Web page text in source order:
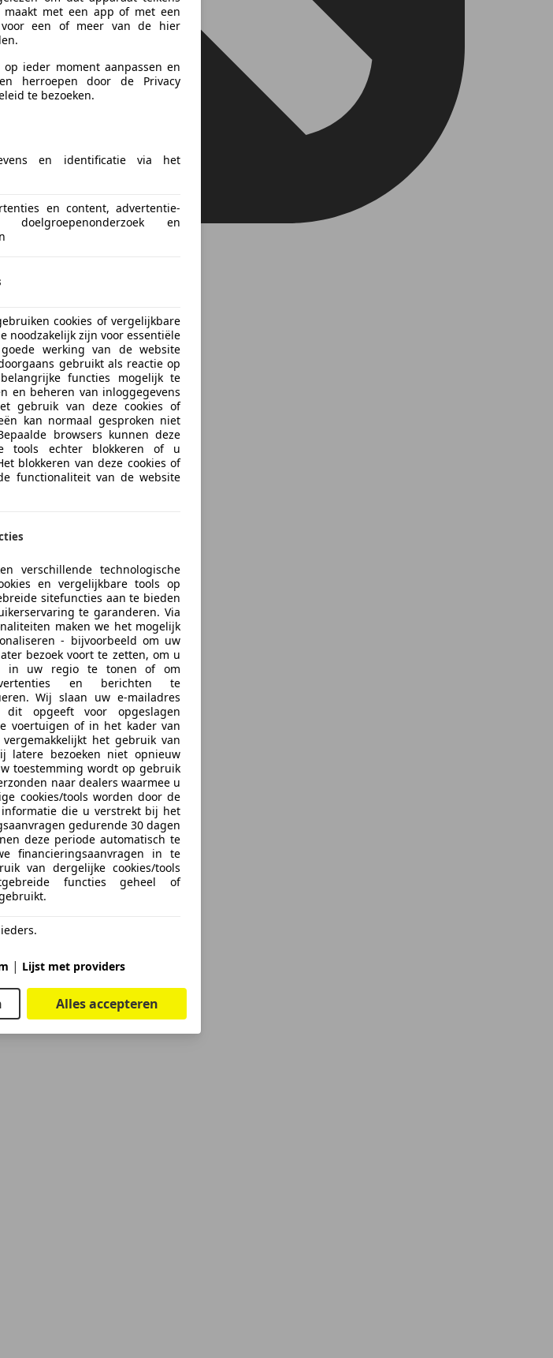
met een app of met een
een of meer van de hier
ieder moment aanpassen en
herroepen door de Privacy
te bezoeken.
en identificatie via het
en content, advertentie-
doelgroepenonderzoek en
cookies of vergelijkbare
noodzakelijk zijn voor essentiële
werking van de website
gebruikt als reactie op
functies mogelijk te
en beheren van inloggegevens
gebruik van deze cookies of
kan normaal gesproken niet
browsers kunnen deze
tools echter blokkeren of u
blokkeren van deze cookies of
functionaliteit van de website
verschillende technologische
en vergelijkbare tools op
sitefuncties aan te bieden
te garanderen. Via
maken we het mogelijk
- bijvoorbeeld om uw
bezoek voort te zetten, om u
in uw regio te tonen of om
en berichten te
Wij slaan uw e-mailadres
opgeeft voor opgeslagen
voertuigen of in het kader van
het gebruik van
latere bezoeken niet opnieuw
toestemming wordt op gebruik
naar dealers waarmee u
cookies/tools worden door de
die u verstrekt bij het
gedurende 30 dagen
deze periode automatisch te
financieringsaanvragen in te
van dergelijke cookies/tools
functies geheel of
| Lijst met providers
Alles accepteren